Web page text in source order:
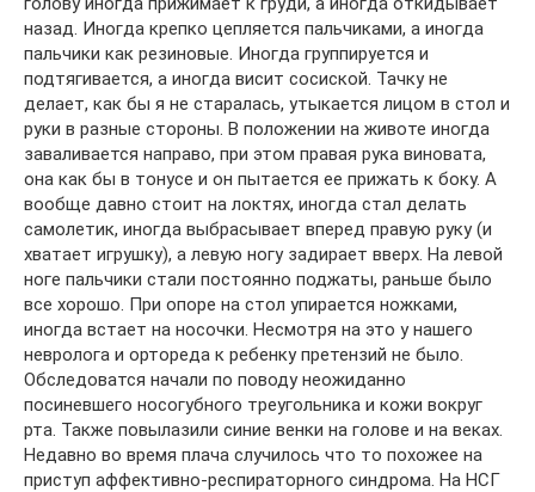
назад. Иногда крепко цепляется пальчиками, а иногда
пальчики как резиновые. Иногда группируется и
подтягивается, а иногда висит сосиской. Тачку не
делает, как бы я не старалась, утыкается лицом в стол и
руки в разные стороны. В положении на животе иногда
заваливается направо, при этом правая рука виновата,
она как бы в тонусе и он пытается ее прижать к боку. А
вообще давно стоит на локтях, иногда стал делать
самолетик, иногда выбрасывает вперед правую руку (и
хватает игрушку), а левую ногу задирает вверх. На левой
ноге пальчики стали постоянно поджаты, раньше было
все хорошо. При опоре на стол упирается ножками,
иногда встает на носочки. Несмотря на это у нашего
невролога и ортореда к ребенку претензий не было.
Обследоватся начали по поводу неожиданно
посиневшего носогубного треугольника и кожи вокруг
рта. Также повылазили синие венки на голове и на веках.
Недавно во время плача случилось что то похожее на
приступ аффективно-респираторного синдрома. На НСГ